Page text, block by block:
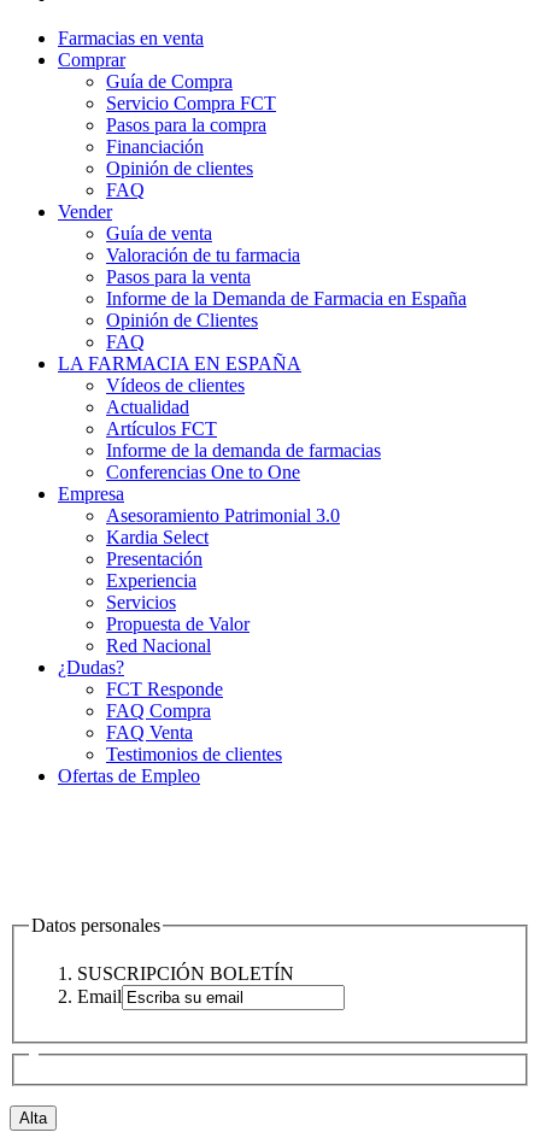
Farmacias en venta
Comprar
Guía de Compra
Servicio Compra FCT
Pasos para la compra
Financiación
Opinión de clientes
FAQ
Vender
Guía de venta
Valoración de tu farmacia
Pasos para la venta
Informe de la Demanda de Farmacia en España
Opinión de Clientes
FAQ
LA FARMACIA EN ESPAÑA
Vídeos de clientes
Actualidad
Artículos FCT
Informe de la demanda de farmacias
Conferencias One to One
Empresa
Asesoramiento Patrimonial 3.0
Kardia Select
Presentación
Experiencia
Servicios
Propuesta de Valor
Red Nacional
¿Dudas?
FCT Responde
FAQ Compra
FAQ Venta
Testimonios de clientes
Ofertas de Empleo
Datos personales
SUSCRIPCIÓN BOLETÍN
Email